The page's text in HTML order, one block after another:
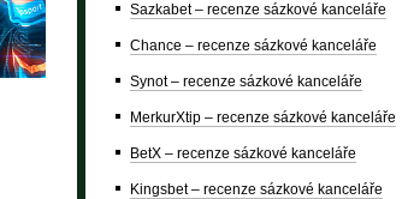
Sazkabet – recenze sázkové kanceláře
Chance – recenze sázkové kanceláře
Synot – recenze sázkové kanceláře
MerkurXtip – recenze sázkové kanceláře
BetX – recenze sázkové kanceláře
Kingsbet – recenze sázkové kanceláře